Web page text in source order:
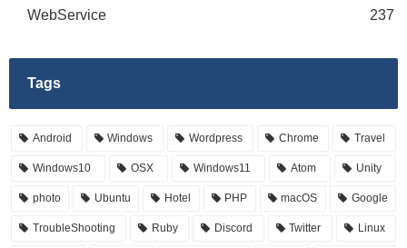
WebService 237
Tags
Android Windows Wordpress Chrome Travel
Windows10 OSX Windows11 Atom Unity
photo Ubuntu Hotel PHP macOS Google
TroubleShooting Ruby Discord Twitter Linux